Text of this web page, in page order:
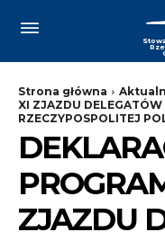
Strona główna
XI ZJAZDU
RZECZYPOSPOLITEJ
ZJAZDU